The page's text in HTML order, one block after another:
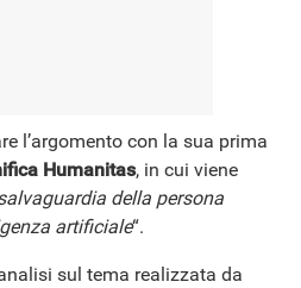
l’argomento con la sua prima
Humanitas, in cui viene
della persona
artificiale“.
sul tema realizzata da